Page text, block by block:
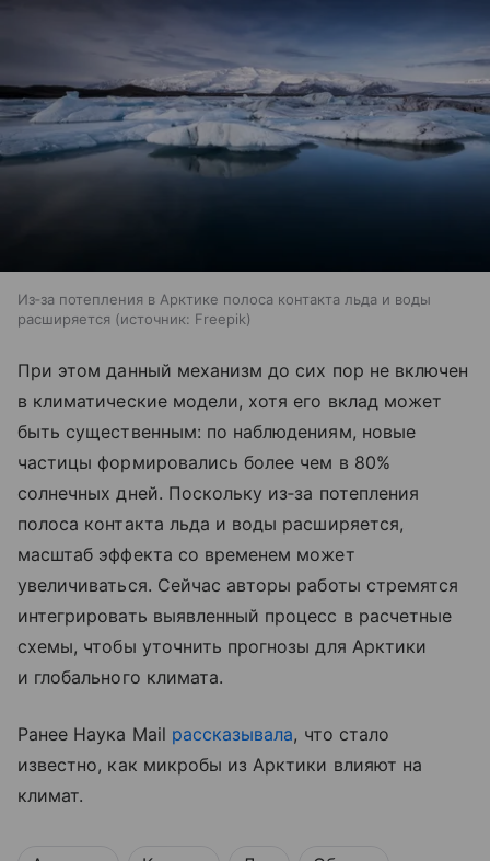
Из‑за потепления в Арктике полоса контакта льда и воды
расширяется
источник: Freepik
При этом данный механизм до сих пор не включен
в климатические модели, хотя его вклад может
быть существенным: по наблюдениям, новые
частицы формировались более чем в 80%
солнечных дней. Поскольку из‑за потепления
полоса контакта льда и воды расширяется,
масштаб эффекта со временем может
увеличиваться. Сейчас авторы работы стремятся
интегрировать выявленный процесс в расчетные
схемы, чтобы уточнить прогнозы для Арктики
и глобального климата.
Ранее Наука Mail рассказывала, что стало
известно, как микробы из Арктики влияют на
климат.